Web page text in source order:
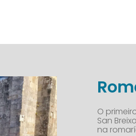
O
San
na